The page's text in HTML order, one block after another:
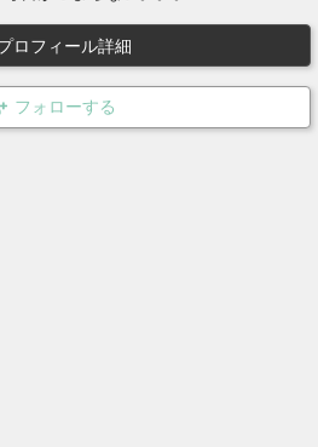
ロフィール詳細